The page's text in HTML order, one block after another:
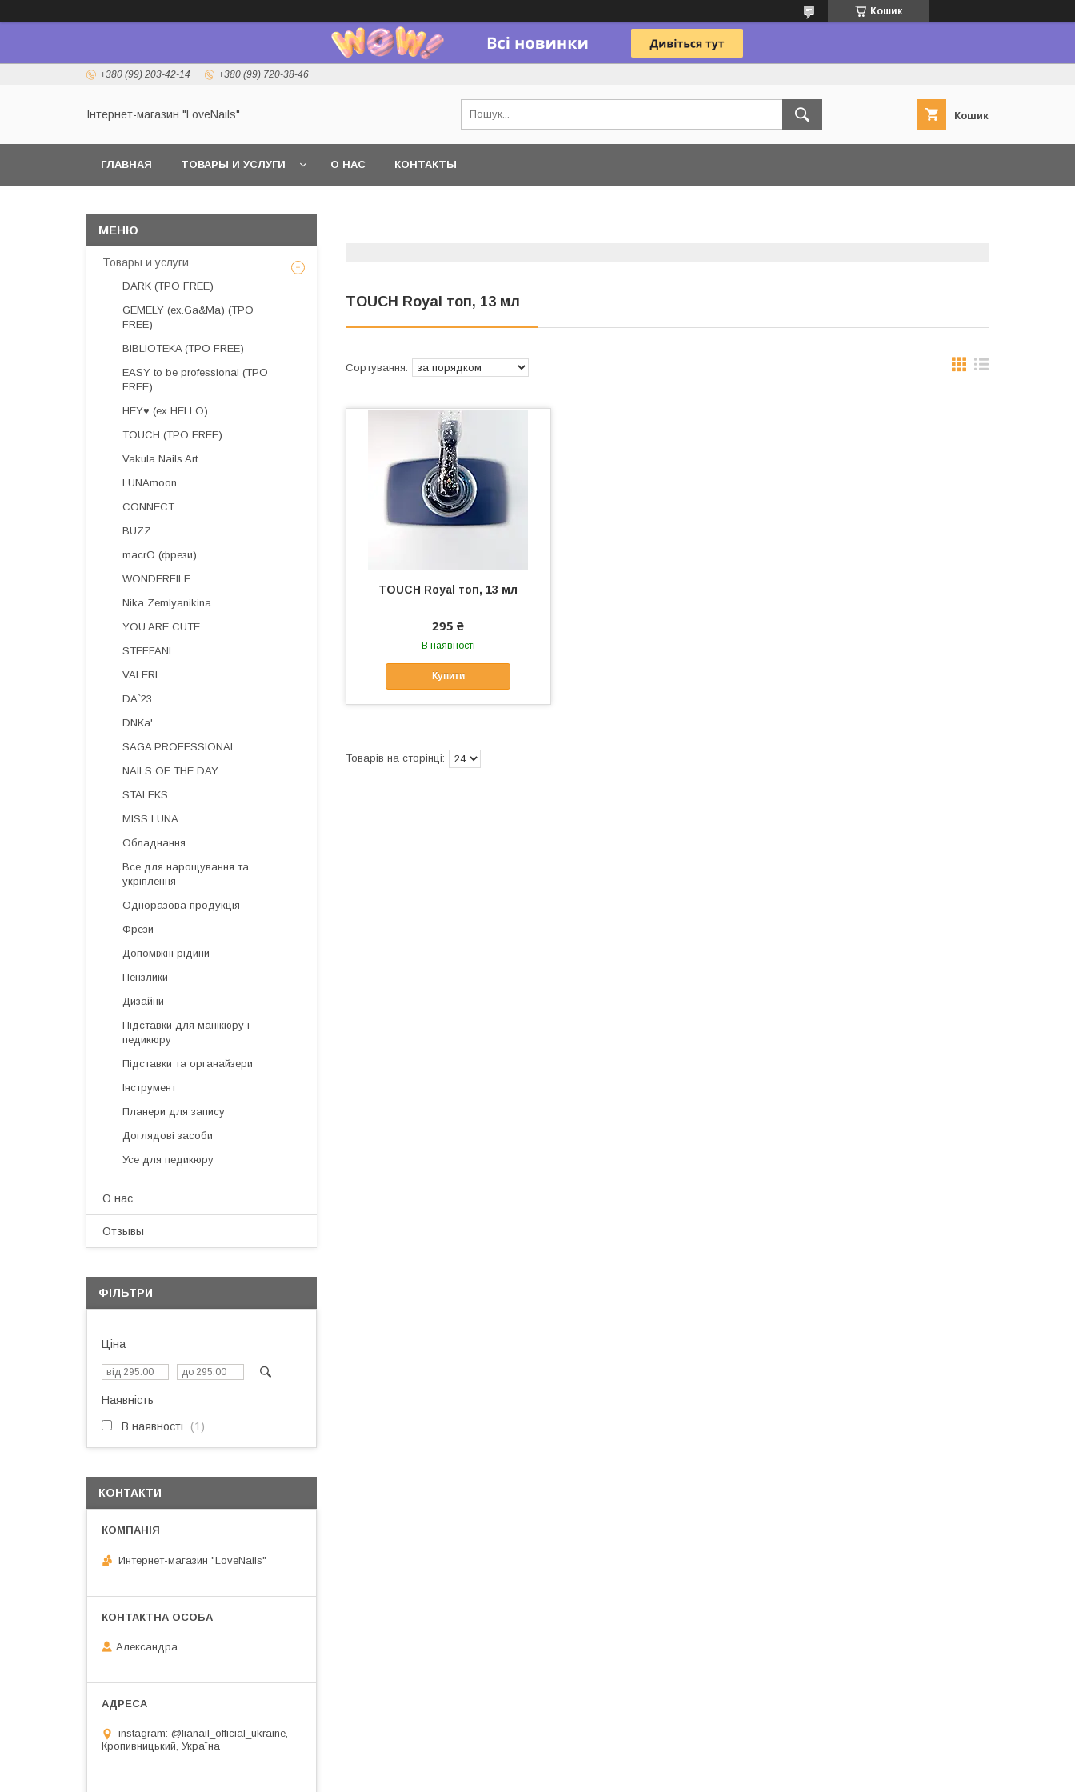
Кошик
+380 (99) 203-42-14 +380 (99) 720-38-46
Інтернет-магазин "LoveNails" Кошик
ГЛАВНАЯ ТОВАРЫ И УСЛУГИ О НАС КОНТАКТЫ
TOUCH Royal топ, 13 мл
TOUCH Royal топ, 13 мл
295 ₴
В наявності
Купити
Товары и услуги
DARK (TPO FREE)
GEMELY (ex.Ga&Ma) (TPO
FREE)
BIBLIOTEKA (TPO FREE)
EASY to be professional (TPO
FREE)
HEY♥ (ex HELLO)
TOUCH (TPO FREE)
Vakula Nails Art
LUNAmoon
CONNECT
BUZZ
macrO (фрези)
WONDERFILE
Nika Zemlyanikina
YOU ARE CUTE
STEFFANI
VALERI
DA`23
DNKa'
SAGA PROFESSIONAL
NAILS OF THE DAY
STALEKS
MISS LUNA
Обладнання
Все для нарощування та
укріплення
Одноразова продукція
Фрези
Допоміжні рідини
Пензлики
Дизайни
Підставки для манікюру і
педикюру
Підставки та органайзери
Інструмент
Планери для запису
Доглядові засоби
Усе для педикюру
О нас
Отзывы
ФІЛЬТРИ
Ціна
Наявність
В наявності 1
КОНТАКТИ
Интернет-магазин "LoveNails"
Александра
instagram: @lianail_official_ukraine,
Кропивницький, Україна